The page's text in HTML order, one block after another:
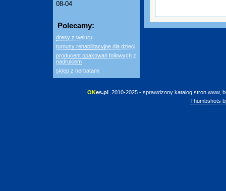
08-04
Polecamy:
dresy z weluru
turnusy rehabilitacyjne dla dzieci
producent opakowań foliowych z
nadrukiem
sklep z herbatami
OKes.pl 2010-2025 - sprawdzony katalog stron www,
Thumbshots